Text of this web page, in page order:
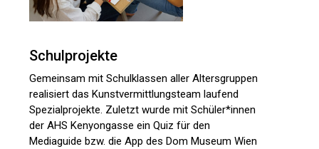
Schulprojekte
Gemeinsam mit Schulklassen aller Altersgruppen
realisiert das Kunstvermittlungsteam laufend
Spezialprojekte. Zuletzt wurde mit Schüler*innen
der AHS Kenyongasse ein Quiz für den
Mediaguide bzw. die App des Dom Museum Wien